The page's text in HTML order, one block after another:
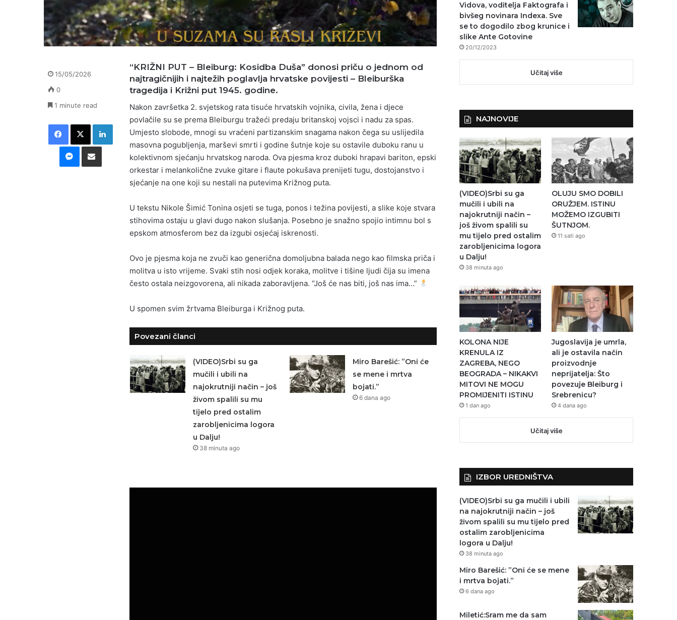
“KRIŽNI PUT – Bleiburg: Kosidba Duša” donosi priču o jednom od
najtragičnijih i najtežih poglavlja hrvatske povijesti – Bleiburška
tragedija i Križni put 1945. godine.
Nakon završetka 2. svjetskog rata tisuće hrvatskih vojnika, civila, žena i djece
povlačile su se prema Bleiburgu tražeći predaju britanskoj vojsci i nadu za spas.
Umjesto slobode, mnogi su vraćeni partizanskim snagama nakon čega su uslijedila
masovna pogubljenja, marševi smrti i godine šutnje koje su ostavile duboku ranu u
kolektivnom sjećanju hrvatskog naroda. Ova pjesma kroz duboki hrapavi bariton, epski
orkestar i melankolične zvuke gitare i flaute pokušava prenijeti tugu, dostojanstvo i
sjećanje na one koji su nestali na putevima Križnog puta.
U tekstu Nikole Šimić Tonina osjeti se tuga, ponos i težina povijesti, a slike koje stvara
stihovima ostaju u glavi dugo nakon slušanja. Posebno je snažno spojio intimnu bol s
epskom atmosferom bez da izgubi osjećaj iskrenosti.
Ovo je pjesma koja ne zvuči kao generična domoljubna balada nego kao filmska priča i
molitva u isto vrijeme. Svaki stih nosi odjek koraka, molitve i tišine ljudi čija su imena
često ostala neizgovorena, ali nikada zaboravljena. “Još će nas biti, još nas ima…”
U spomen svim žrtvama Bleiburga i Križnog puta.
Povezani članci
(VIDEO)Srbi su ga
mučili i ubili na
najokrutniji način – još
živom spalili su mu
tijelo pred ostalim
zarobljenicima logora
u Dalju!
38 minuta ago
Miro Barešić: ”Oni će
se mene i mrtva
bojati.”
6 dana ago
15/05/2026
0
1 minute read
Facebook
X LinkedIn
Messenger
Podijeli putem E-maila
Vidova, voditelja Faktografa i
bivšeg novinara Indexa. Sve
se to dogodilo zbog krunice i
slike Ante Gotovine
20/12/2023
Učitaj više
NAJNOVIJE
(VIDEO)Srbi su ga
mučili i ubili na
najokrutniji način –
još živom spalili su
mu tijelo pred ostalim
zarobljenicima logora
u Dalju!
38 minuta ago
OLUJU SMO DOBILI
ORUŽJEM. ISTINU
MOŽEMO IZGUBITI
ŠUTNJOM.
11 sati ago
KOLONA NIJE
KRENULA IZ
ZAGREBA, NEGO
BEOGRADA – NIKAKVI
MITOVI NE MOGU
PROMIJENITI ISTINU
1 dan ago
Jugoslavija je umrla,
ali je ostavila način
proizvodnje
neprijatelja: Što
povezuje Bleiburg i
Srebrenicu?
4 dana ago
Učitaj više
IZBOR UREDNIŠTVA
(VIDEO)Srbi su ga mučili i ubili
na najokrutniji način – još
živom spalili su mu tijelo pred
ostalim zarobljenicima
logora u Dalju!
38 minuta ago
Miro Barešić: ”Oni će se mene
i mrtva bojati.”
6 dana ago
Miletić:Sram me da sam